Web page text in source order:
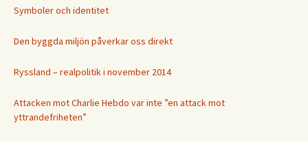
Symboler och identitet
Den byggda miljön påverkar oss direkt
Ryssland – realpolitik i november 2014
Attacken mot Charlie Hebdo var inte ”en attack mot
yttrandefriheten”